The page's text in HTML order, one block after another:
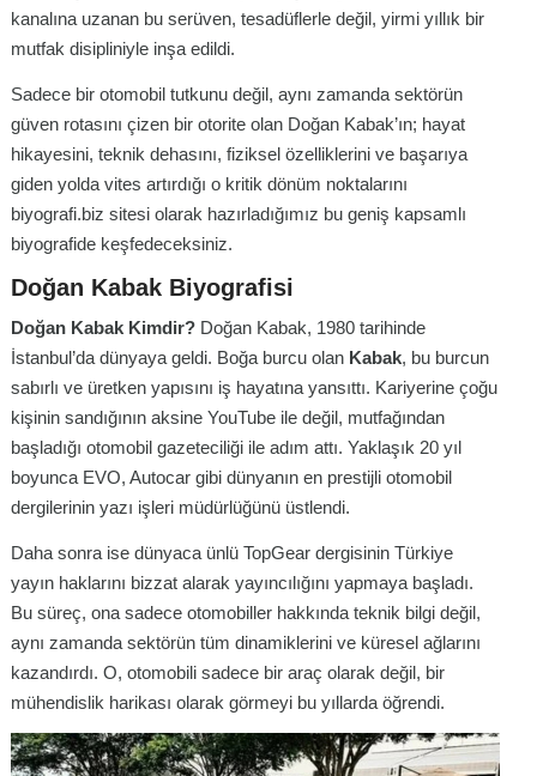
kanalına uzanan bu serüven, tesadüflerle değil, yirmi yıllık bir
mutfak disipliniyle inşa edildi.
Sadece bir otomobil tutkunu değil, aynı zamanda sektörün
güven rotasını çizen bir otorite olan Doğan Kabak’ın; hayat
hikayesini, teknik dehasını, fiziksel özelliklerini ve başarıya
giden yolda vites artırdığı o kritik dönüm noktalarını
biyografi.biz sitesi olarak hazırladığımız bu geniş kapsamlı
biyografide keşfedeceksiniz.
Doğan Kabak Biyografisi
Doğan Kabak Kimdir? Doğan Kabak, 1980 tarihinde
İstanbul’da dünyaya geldi. Boğa burcu olan Kabak, bu burcun
sabırlı ve üretken yapısını iş hayatına yansıttı. Kariyerine çoğu
kişinin sandığının aksine YouTube ile değil, mutfağından
başladığı otomobil gazeteciliği ile adım attı. Yaklaşık 20 yıl
boyunca EVO, Autocar gibi dünyanın en prestijli otomobil
dergilerinin yazı işleri müdürlüğünü üstlendi.
Daha sonra ise dünyaca ünlü TopGear dergisinin Türkiye
yayın haklarını bizzat alarak yayıncılığını yapmaya başladı.
Bu süreç, ona sadece otomobiller hakkında teknik bilgi değil,
aynı zamanda sektörün tüm dinamiklerini ve küresel ağlarını
kazandırdı. O, otomobili sadece bir araç olarak değil, bir
mühendislik harikası olarak görmeyi bu yıllarda öğrendi.